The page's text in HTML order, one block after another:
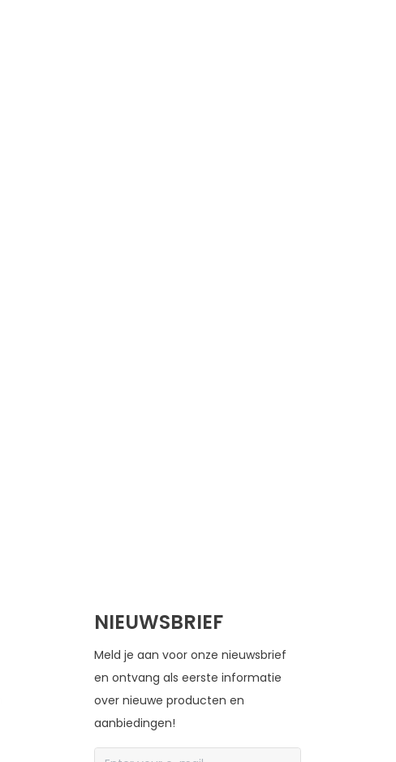
NIEUWSBRIEF
Meld je aan voor onze nieuwsbrief
en ontvang als eerste informatie
over nieuwe producten en
aanbiedingen!